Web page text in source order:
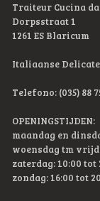
Traiteur Cucina
Dorpsstraat 1
1261 ES Blaricum
Italiaanse
Telefono: (035) 88
OPENINGSTIJDEN:
maandag en
woensdag tm
zaterdag: 10:00 tot
zondag: 16:00 tot